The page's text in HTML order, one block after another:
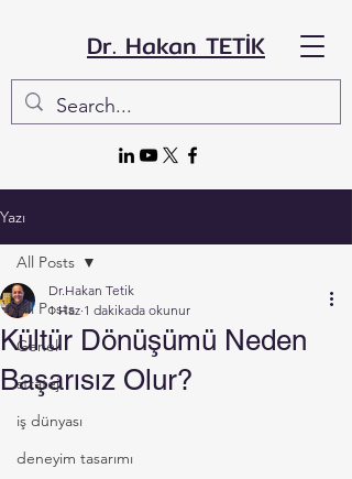
Dr. Hakan TETİK
Yazı
All Posts
Genel
strateji
iş dünyası
deneyim tasarımı
All Posts
Kültür Dönüşümü Neden
Başarısız Olur?
Dr.Hakan Tetik
1 Haz 1 dakikada okunur